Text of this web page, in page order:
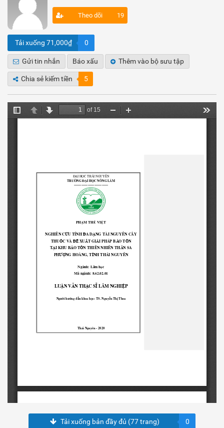
Theo dõi 19
Tải xuống 71,000₫ 0
Gửi tin nhắn Báo xấu Thêm vào bộ sưu tập
Chia sẻ kiếm tiền 5
Tải xuống bản đầy đủ (77 trang) 0